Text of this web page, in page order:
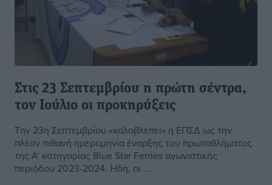
Στις 23 Σεπτεμβρίου η πρώτη σέντρα,
τον Ιούλιο οι προκηρύξεις
Την 23η Σεπτεμβρίου «καλοβλέπει» η ΕΠΣΔ ως την
πλέον πιθανή ημερομηνία έναρξης του πρωταθλήματος
της Α’ κατηγορίας Blue Star Ferries αγωνιστικής
περιόδου 2023-2024. Ήδη, οι ...